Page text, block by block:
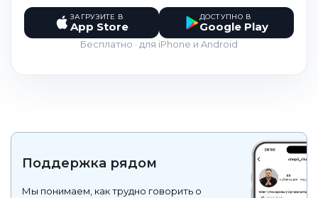
ЗАГРУЗИТЕ В
App Store
ДОСТУПНО В
Google Play
Бесплатно · для iPhone и Android
Поддержка рядом
Мы понимаем, как трудно говорить о